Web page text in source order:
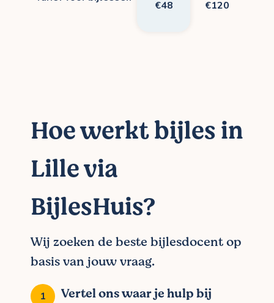
€48 €120
Hoe werkt bijles in
Lille via
BijlesHuis?
Wij zoeken de beste bijlesdocent op
basis van jouw vraag.
Vertel ons waar je hulp bij